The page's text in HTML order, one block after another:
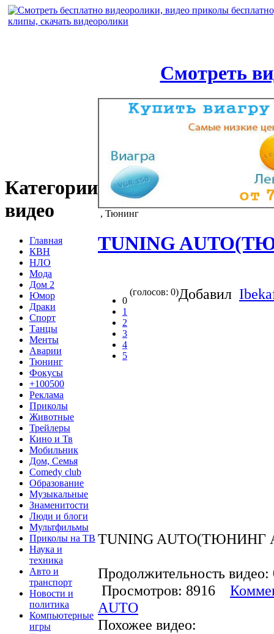
Смотреть
Категории
видео
Главная
КВН
НЛО
Мода
Дом 2
Юмор
Драки
Спорт
Танцы
Менты
Аварии
Тюнинг
Фокусы
+100500
Реклама
Приколы
Животные
Трейлеры
Кино и Тв
Мобильник
Дом, Семья
Comedy club
Образование
Музыкальные
Знаменитости
Люди и блоги
Мультфильмы
Приколы на ТВ
Наука и
техника
Авто и
транспорт
Новости и
политика
Компьютерные
игры
, Тюнинг
TUNING
0
1
2
3
4
5
(голосов: 0)Добавил
TUNING AUTO(ТЮНИНГ
Продолжительность
Просмотров: 8916
AUTO
Похожее видео: